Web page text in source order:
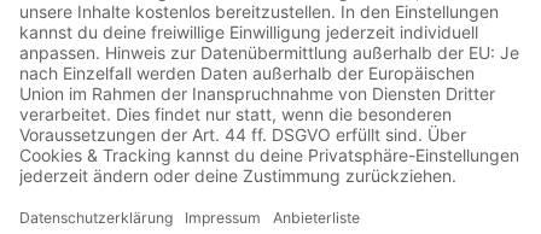
Das Bild ist noch weit entfernt von HD. Die Münchener
Bayern in den gewohnten roten Trikots von rechts nach links,
aber im heute unge- wohnten alten Olympiastadion.
4. Spieltag: Karlsruher SC –
Hamburger SV oder Díaz von gestern